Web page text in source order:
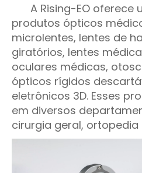
A Rising-EO oferece
produtos ópticos
microlentes, lentes de
giratórios, lentes
oculares médicas,
ópticos rígidos
eletrônicos 3D. Esses
​​em diversos
cirurgia geral,